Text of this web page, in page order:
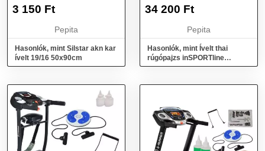
3 150 Ft
Pepita
Hasonlók, mint Silstar akn kar
ívelt 19/16 50x90cm
BENTBLO SMALL
34 200 Ft
Pepita
Hasonlók, mint Ívelt thai
rúgópajzs inSPORTline
Bentblo Small